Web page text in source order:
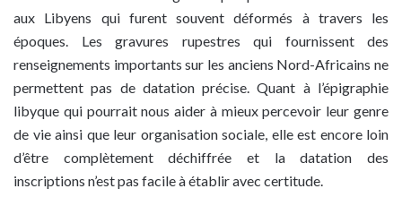
aux Libyens qui furent souvent déformés à travers les
époques. Les gravures rupestres qui fournissent des
renseignements importants sur les anciens Nord-Africains ne
permettent pas de datation précise. Quant à l’épigraphie
libyque qui pourrait nous aider à mieux percevoir leur genre
de vie ainsi que leur organisation sociale, elle est encore loin
d’être complètement déchiffrée et la datation des
inscriptions n’est pas facile à établir avec certitude.